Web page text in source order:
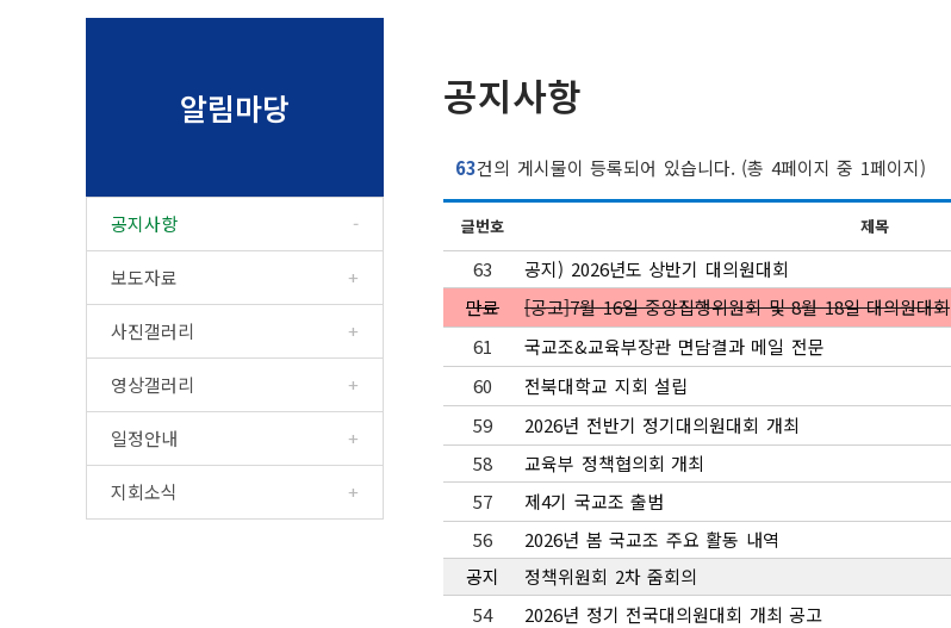
공지사항
63건의 게시물이 등록되어 있습니다. (총 4페이지 중 1페이지)
글번호 제목
63 공지) 2026년도 상반기 대의원대회
만료
[공고]7월 16일 중앙집행위원회 및 8월 18일 대의원대회
61
국교조&교육부장관 면담결과 메일 전문
60
전북대학교 지회 설립
59
2026년 전반기 정기대의원대회 개최
58
교육부 정책협의회 개최
57
제4기 국교조 출범
56
2026년 봄 국교조 주요 활동 내역
공지
정책위원회 2차 줌회의
54
2026년 정기 전국대의원대회 개최 공고
알림마당
공지사항
보도자료
사진갤러리
영상갤러리
일정안내
지회소식